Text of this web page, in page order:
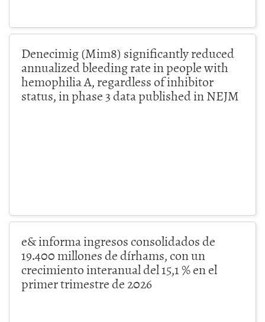
Denecimig (Mim8) significantly reduced
annualized bleeding rate in people with
hemophilia A, regardless of inhibitor
status, in phase 3 data published in NEJM
e& informa ingresos consolidados de
19.400 millones de dírhams, con un
crecimiento interanual del 15,1 % en el
primer trimestre de 2026